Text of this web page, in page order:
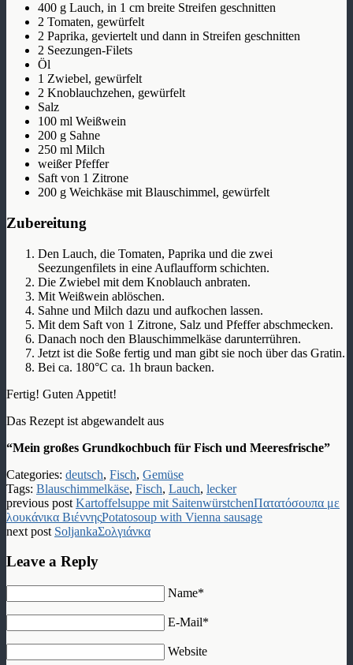
400 g Lauch, in 1 cm breite Streifen geschnitten
2 Tomaten, gewürfelt
2 Paprika, geviertelt und dann in Streifen geschnitten
2 Seezungen-Filets
Öl
1 Zwiebel, gewürfelt
2 Knoblauchzehen, gewürfelt
Salz
100 ml Weißwein
200 g Sahne
250 ml Milch
weißer Pfeffer
Saft von 1 Zitrone
200 g Weichkäse mit Blauschimmel, gewürfelt
Zubereitung
Den Lauch, die Tomaten, Paprika und die zwei
Seezungenfilets in eine Auflaufform schichten.
Die Zwiebel mit dem Knoblauch anbraten.
Mit Weißwein ablöschen.
Sahne und Milch dazu und aufkochen lassen.
Mit dem Saft von 1 Zitrone, Salz und Pfeffer abschmecken.
Danach noch den Blauschimmelkäse darunterrühren.
Jetzt ist die Soße fertig und man gibt sie noch über das Gratin.
Bei ca. 180°C ca. 1h braun backen.
Fertig! Guten Appetit!
Das Rezept ist abgewandelt aus
“Mein großes Grundkochbuch für Fisch und Meeresfrische”
Categories: deutsch, Fisch, Gemüse
Tags: Blauschimmelkäse, Fisch, Lauch, lecker
previous post Kartoffelsuppe mit SaitenwürstchenΠατατόσουπα με
λουκάνικα ΒιέννηςPotatosoup with Vienna sausage
next post SoljankaΣολγιάνκα
Leave a Reply
Name*
E-Mail*
Website